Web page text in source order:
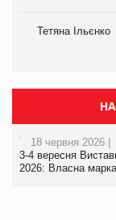
Тетяна Ільєнко
18 червня 2026 |
3-4 вересня
2026: Власна